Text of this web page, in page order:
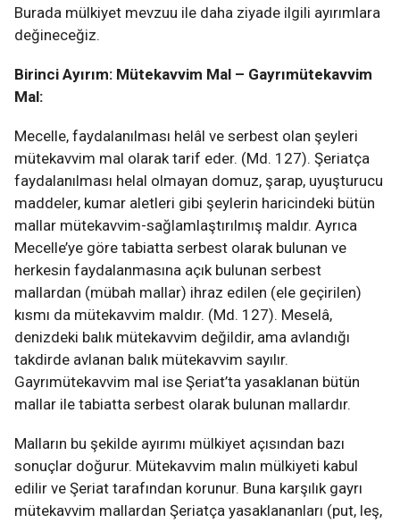
Burada mülkiyet mevzuu ile daha ziyade ilgili ayırımlara
değineceğiz.
Birinci Ayırım: Mütekavvim Mal – Gayrımütekavvim
Mal:
Mecelle, faydalanılması helâl ve serbest olan şeyleri
mütekavvim mal olarak tarif eder. (Md. 127). Şeriatça
faydalanılması helal olmayan domuz, şarap, uyuşturucu
maddeler, kumar aletleri gibi şeylerin haricindeki bütün
mallar mütekavvim-sağlamlaştırılmış maldır. Ayrıca
Mecelle’ye göre tabiatta serbest olarak bulunan ve
herkesin faydalanmasına açık bulunan serbest
mallardan (mübah mallar) ihraz edilen (ele geçirilen)
kısmı da mütekavvim maldır. (Md. 127). Meselâ,
denizdeki balık mütekavvim değildir, ama avlandığı
takdirde avlanan balık mütekavvim sayılır.
Gayrımütekavvim mal ise Şeriat’ta yasaklanan bütün
mallar ile tabiatta serbest olarak bulunan mallardır.
Malların bu şekilde ayırımı mülkiyet açısından bazı
sonuçlar doğurur. Mütekavvim malın mülkiyeti kabul
edilir ve Şeriat tarafından korunur. Buna karşılık gayrı
mütekavvim mallardan Şeriatça yasaklananları (put, leş,